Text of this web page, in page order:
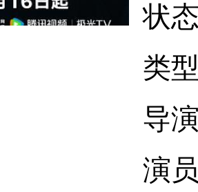
状
类
导
演